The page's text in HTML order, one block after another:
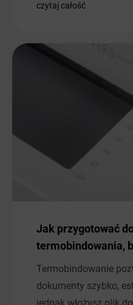
czytaj całość
Jak przygotować
termobindowania,
Termobindowanie
dokumenty szybko,